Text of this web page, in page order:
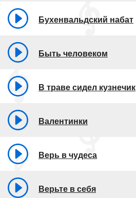
Бухенвальдский набат
Быть человеком
В траве сидел кузнечик
Валентинки
Верь в чудеса
Верьте в себя